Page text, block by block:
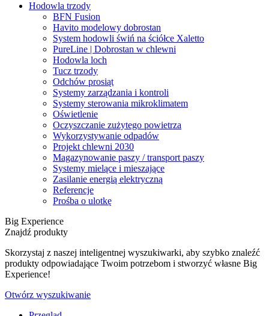
Hodowla trzody
BFN Fusion
Havito modelowy dobrostan
System hodowli świń na ściółce Xaletto
PureLine | Dobrostan w chlewni
Hodowla loch
Tucz trzody
Odchów prosiąt
Systemy zarządzania i kontroli
Systemy sterowania mikroklimatem
Oświetlenie
Oczyszczanie zużytego powietrza
Wykorzystywanie odpadów
Projekt chlewni 2030
Magazynowanie paszy / transport paszy
Systemy mielące i mieszające
Zasilanie energią elektryczną
Referencje
Prośba o ulotkę
Big Experience
Znajdź produkty
Skorzystaj z naszej inteligentnej wyszukiwarki, aby szybko znaleźć
produkty odpowiadające Twoim potrzebom i stworzyć własne Big
Experience!
Otwórz wyszukiwanie